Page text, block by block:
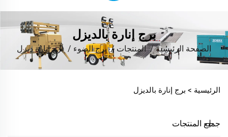
برج إنارة بالديزل
الصفحة الرئيسية/المنتجات /برج الضوء /برج إنارة ديزل
الرئيسية > برج إنارة بالديزل
جميع المنتجات